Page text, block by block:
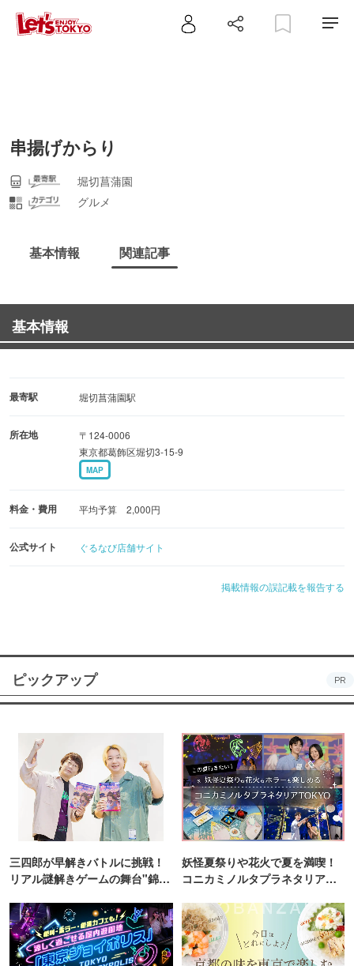
串揚げからり
堀切菖蒲園
グルメ
基本情報 関連記事
基本情報
最寄駅 堀切菖蒲園駅
所在地
〒124-0006
東京都葛飾区堀切3-15-9
MAP
料金・費用 平均予算 2,000円
公式サイト ぐるなび店舗サイト
掲載情報の誤記載を報告する
ピックアップ PR
三四郎が早解きバトルに挑戦！
リアル謎解きゲームの舞台"錦糸
妖怪夏祭りや花火で夏を満喫！
コニカミノルタプラネタリア